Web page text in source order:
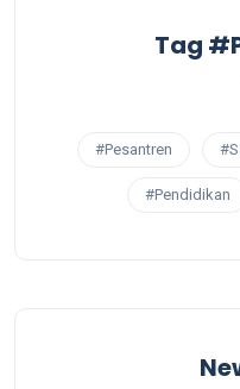
Tag
#Pesantren
#Pendidikan